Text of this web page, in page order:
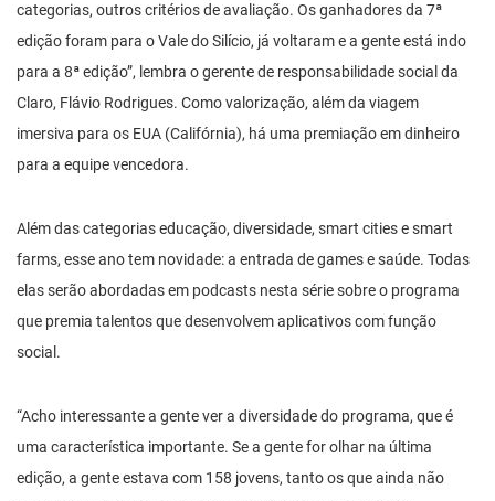
categorias, outros critérios de avaliação. Os ganhadores da 7ª
edição foram para o Vale do Silício, já voltaram e a gente está indo
para a 8ª edição”, lembra o gerente de responsabilidade social da
Claro, Flávio Rodrigues. Como valorização, além da viagem
imersiva para os EUA (Califórnia), há uma premiação em dinheiro
para a equipe vencedora.
Além das categorias educação, diversidade, smart cities e smart
farms, esse ano tem novidade: a entrada de games e saúde. Todas
elas serão abordadas em podcasts nesta série sobre o programa
que premia talentos que desenvolvem aplicativos com função
social.
“Acho interessante a gente ver a diversidade do programa, que é
uma característica importante. Se a gente for olhar na última
edição, a gente estava com 158 jovens, tanto os que ainda não